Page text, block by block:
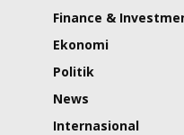
Finance &
Ekonomi
Politik
News
Internasional